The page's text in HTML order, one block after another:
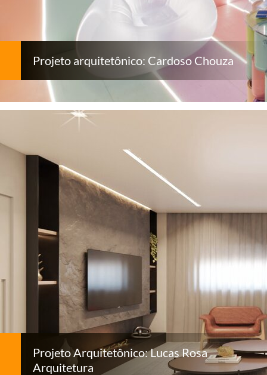
Projeto arquitetônico: Cardoso Chouza
Projeto Arquitetônico: Lucas Rosa
Arquitetura